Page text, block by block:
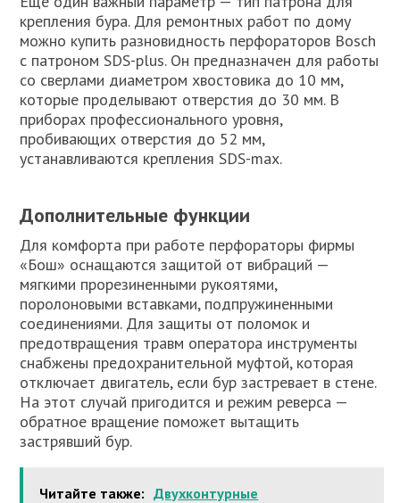
крепления бура. Для ремонтных работ по дому
можно купить разновидность перфораторов Bosch
с патроном SDS-plus. Он предназначен для работы
со сверлами диаметром хвостовика до 10 мм,
которые проделывают отверстия до 30 мм. В
приборах профессионального уровня,
пробивающих отверстия до 52 мм,
устанавливаются крепления SDS-max.
Дополнительные функции
Для комфорта при работе перфораторы фирмы
«Бош» оснащаются защитой от вибраций —
мягкими прорезиненными рукоятями,
поролоновыми вставками, подпружиненными
соединениями. Для защиты от поломок и
предотвращения травм оператора инструменты
снабжены предохранительной муфтой, которая
отключает двигатель, если бур застревает в стене.
На этот случай пригодится и режим реверса —
обратное вращение поможет вытащить
застрявший бур.
Читайте также: Двухконтурные